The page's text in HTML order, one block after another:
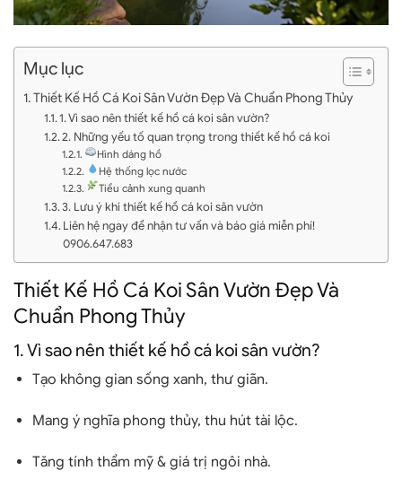
Mục lục
Thiết Kế Hồ Cá Koi Sân Vườn Đẹp Và Chuẩn Phong Thủy
1. Vì sao nên thiết kế hồ cá koi sân vườn?
2. Những yếu tố quan trọng trong thiết kế hồ cá koi
Hình dáng hồ
Hệ thống lọc nước
Tiểu cảnh xung quanh
3. Lưu ý khi thiết kế hồ cá koi sân vườn
Liên hệ ngay để nhận tư vấn và báo giá miễn phí!
0906.647.683
Thiết Kế Hồ Cá Koi Sân Vườn Đẹp Và
Chuẩn Phong Thủy
1. Vì sao nên thiết kế hồ cá koi sân vườn?
Tạo không gian sống xanh, thư giãn.
Mang ý nghĩa phong thủy, thu hút tài lộc.
Tăng tính thẩm mỹ & giá trị ngôi nhà.